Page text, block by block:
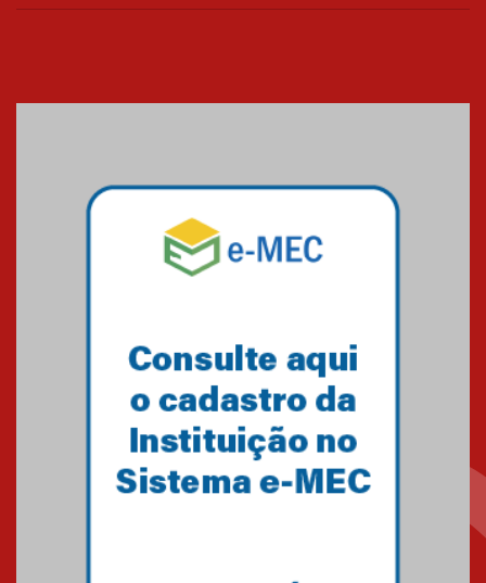
os funcionários
07.11.2024
Equipe de saltos ornamentais
do Mackenzie Brasília
Gravação do projeto “Mais de
31 mil vozes com a Palavra” é
realizado no Colégio
Mackenzie Brasília
25.10.2024
Brasília conquistam medalhas